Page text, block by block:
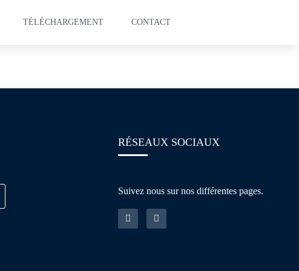
TÉLÉCHARGEMENT CONTACT
RÉSEAUX SOCIAUX
Suivez nous sur nos différentes pages.